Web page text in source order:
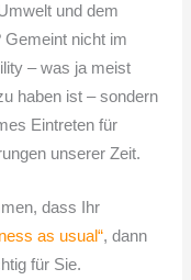
und dem
Gemeint nicht im
– was ja meist
haben ist – sondern
Eintreten für
unserer Zeit.
dass Ihr
as usual“, dann
für Sie.